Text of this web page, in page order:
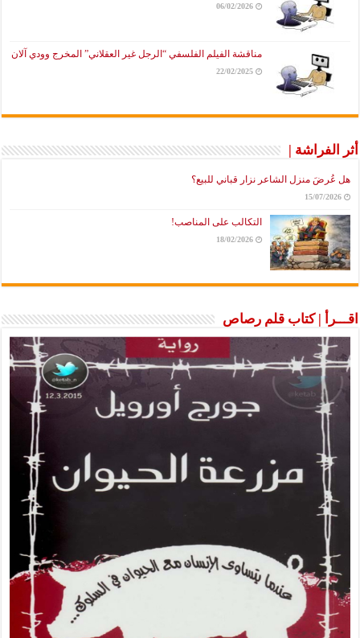
06/02/2026
مناقشة الفيلم الفلسفي “الرجل غير العقلاني” المخرج وودي آلان
22/02/2025
أثر الفراشة |
هل عُرضَ منزل الشاعر نزار قباني للبيع؟
15/07/2026
التكالب على المناصب!
18/02/2026
اقـــرأ | كتاب قلم رصاص